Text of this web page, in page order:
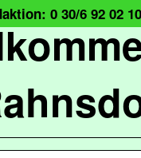
0 30/6 92 02